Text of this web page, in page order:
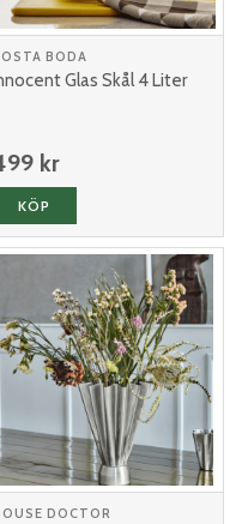
BODA
Glas Skål 4 Liter
kr
KÖP
DOCTOR